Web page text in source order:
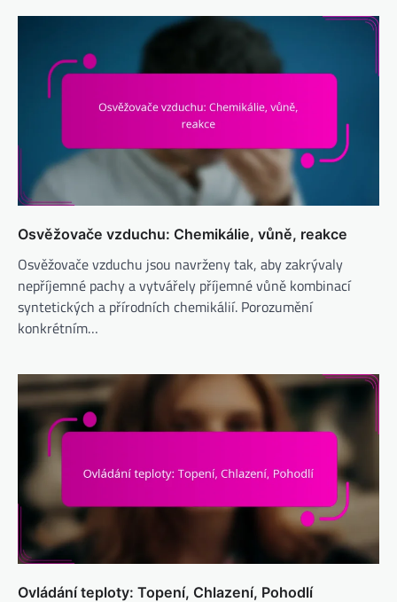
Osvěžovače vzduchu: Chemikálie, vůně, reakce
Osvěžovače vzduchu jsou navrženy tak, aby zakrývaly
nepříjemné pachy a vytvářely příjemné vůně kombinací
syntetických a přírodních chemikálií. Porozumění
konkrétním…
Ovládání teploty: Topení, Chlazení, Pohodlí